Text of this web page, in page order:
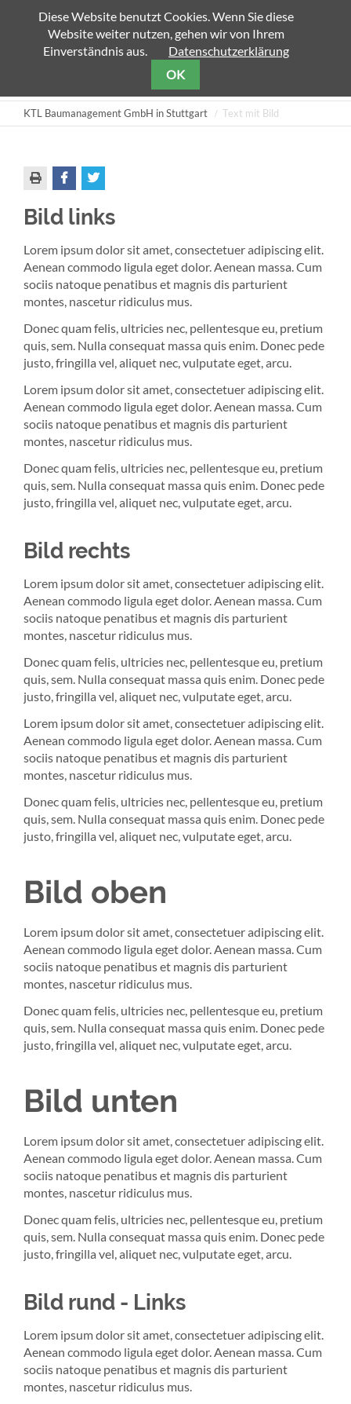
Zielseite
KTL Baumanagement GmbH in Stuttgart Text mit Bild
Bild links
Lorem ipsum dolor sit amet, consectetuer adipiscing elit.
Aenean commodo ligula eget dolor. Aenean massa. Cum
sociis natoque penatibus et magnis dis parturient
montes, nascetur ridiculus mus.
Donec quam felis, ultricies nec, pellentesque eu, pretium
quis, sem. Nulla consequat massa quis enim. Donec pede
justo, fringilla vel, aliquet nec, vulputate eget, arcu.
Lorem ipsum dolor sit amet, consectetuer adipiscing elit.
Aenean commodo ligula eget dolor. Aenean massa. Cum
sociis natoque penatibus et magnis dis parturient
montes, nascetur ridiculus mus.
Donec quam felis, ultricies nec, pellentesque eu, pretium
quis, sem. Nulla consequat massa quis enim. Donec pede
justo, fringilla vel, aliquet nec, vulputate eget, arcu.
Bild rechts
Lorem ipsum dolor sit amet, consectetuer adipiscing elit.
Aenean commodo ligula eget dolor. Aenean massa. Cum
sociis natoque penatibus et magnis dis parturient
montes, nascetur ridiculus mus.
Donec quam felis, ultricies nec, pellentesque eu, pretium
quis, sem. Nulla consequat massa quis enim. Donec pede
justo, fringilla vel, aliquet nec, vulputate eget, arcu.
Lorem ipsum dolor sit amet, consectetuer adipiscing elit.
Aenean commodo ligula eget dolor. Aenean massa. Cum
sociis natoque penatibus et magnis dis parturient
montes, nascetur ridiculus mus.
Donec quam felis, ultricies nec, pellentesque eu, pretium
quis, sem. Nulla consequat massa quis enim. Donec pede
justo, fringilla vel, aliquet nec, vulputate eget, arcu.
Bild oben
Lorem ipsum dolor sit amet, consectetuer adipiscing elit.
Aenean commodo ligula eget dolor. Aenean massa. Cum
sociis natoque penatibus et magnis dis parturient
montes, nascetur ridiculus mus.
Donec quam felis, ultricies nec, pellentesque eu, pretium
quis, sem. Nulla consequat massa quis enim. Donec pede
justo, fringilla vel, aliquet nec, vulputate eget, arcu.
Bild unten
Lorem ipsum dolor sit amet, consectetuer adipiscing elit.
Aenean commodo ligula eget dolor. Aenean massa. Cum
sociis natoque penatibus et magnis dis parturient
montes, nascetur ridiculus mus.
Donec quam felis, ultricies nec, pellentesque eu, pretium
quis, sem. Nulla consequat massa quis enim. Donec pede
justo, fringilla vel, aliquet nec, vulputate eget, arcu.
Bild rund - Links
Lorem ipsum dolor sit amet, consectetuer adipiscing elit.
Aenean commodo ligula eget dolor. Aenean massa. Cum
sociis natoque penatibus et magnis dis parturient
montes, nascetur ridiculus mus.
Diese Website benutzt Cookies. Wenn Sie diese
Website weiter nutzen, gehen wir von Ihrem
Einverständnis aus.
Datenschutzerklärung
OK